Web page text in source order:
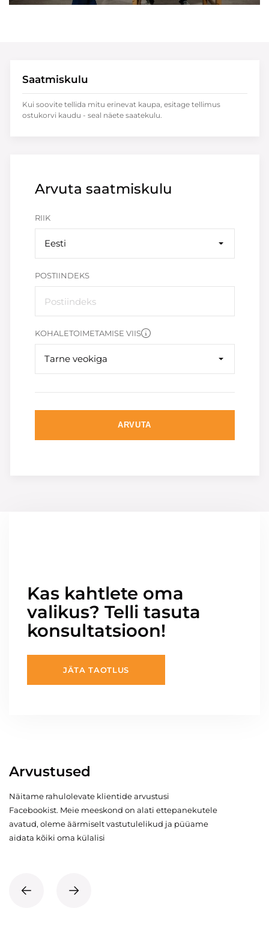
Arvuta saatmiskulu
RIIK
Eesti
POSTIINDEKS
KOHALETOIMETAMISE VIIS
Tarne veokiga
ARVUTA
Saatmiskulu
Kui soovite tellida mitu erinevat kaupa, esitage tellimus
ostukorvi kaudu - seal näete saatekulu.
Kas kahtlete oma
valikus? Telli tasuta
konsultatsioon!
JÄTA TAOTLUS
Arvustused
Näitame rahulolevate klientide arvustusi
Facebookist. Meie meeskond on alati ettepanekutele
avatud, oleme äärmiselt vastutulelikud ja püüame
aidata kõiki oma külalisi